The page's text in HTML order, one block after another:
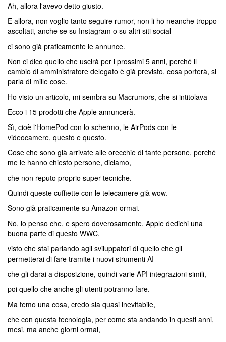
Ah, allora l'avevo detto giusto.
E allora, non voglio tanto seguire rumor, non li ho neanche troppo
ascoltati, anche se su Instagram o su altri siti social
ci sono già praticamente le annunce.
Non ci dico quello che uscirà per i prossimi 5 anni, perché il
cambio di amministratore delegato è già previsto, cosa porterà, si
parla di mille cose.
Ho visto un articolo, mi sembra su Macrumors, che si intitolava
Ecco i 15 prodotti che Apple annuncerà.
Sì, cioè l'HomePod con lo schermo, le AirPods con le
videocamere, questo e questo.
Cose che sono già arrivate alle orecchie di tante persone, perché
me le hanno chiesto persone, diciamo,
che non reputo proprio super tecniche.
Quindi queste cuffiette con le telecamere già wow.
Sono già praticamente su Amazon ormai.
No, io penso che, e spero doverosamente, Apple dedichi una
buona parte di questo WWC,
visto che stai parlando agli sviluppatori di quello che gli
permetterai di fare tramite i nuovi strumenti AI
che gli darai a disposizione, quindi varie API integrazioni simili,
poi quello che anche gli utenti potranno fare.
Ma temo una cosa, credo sia quasi inevitabile,
che con questa tecnologia, per come sta andando in questi anni,
mesi, ma anche giorni ormai,